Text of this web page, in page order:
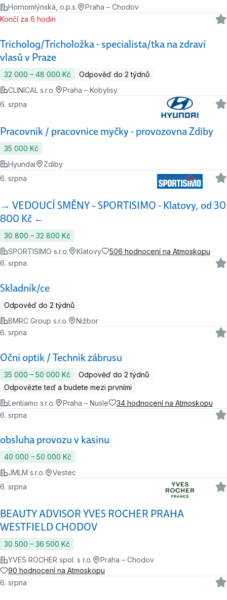
Hornomlýnská, o.p.s.
Praha – Chodov
Tricholog/Tricholožka - specialista/tka na zdraví
vlasů v Praze
Končí za 6 hodin
32 000 ‍–‍ 48 000 Kč
Odpověď do 2 týdnů
CLINICAL s.r.o.
Praha – Kobylisy
Pracovník / pracovnice myčky - provozovna Zdiby
6. srpna
35 000 Kč
Hyundai
Zdiby
→ VEDOUCÍ SMĚNY – SPORTISIMO - Klatovy, od 30
800 Kč ←
6. srpna
30 800 ‍–‍ 32 800 Kč
SPORTISIMO s.r.o.
Klatovy 506 hodnocení na Atmoskopu
Skladník/ce
6. srpna
Odpověď do 2 týdnů
BMRC Group s.r.o.
Nižbor
Oční optik / Technik zábrusu
6. srpna
35 000 ‍–‍ 50 000 Kč
Odpověď do 2 týdnů
Odpovězte teď a budete mezi prvními
Lentiamo s.r.o.
Praha – Nusle 34 hodnocení na Atmoskopu
obsluha provozu v kasinu
6. srpna
40 000 ‍–‍ 50 000 Kč
JMLM s.r.o.
Vestec
BEAUTY ADVISOR YVES ROCHER PRAHA
WESTFIELD CHODOV
6. srpna
30 500 ‍–‍ 36 500 Kč
YVES ROCHER spol. s r.o.
Praha – Chodov
90 hodnocení na Atmoskopu
6. srpna